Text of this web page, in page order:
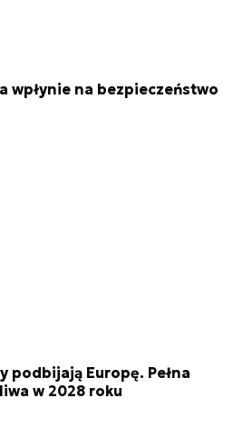
wpłynie na bezpieczeństwo
podbijają Europę. Pełna
w 2028 roku